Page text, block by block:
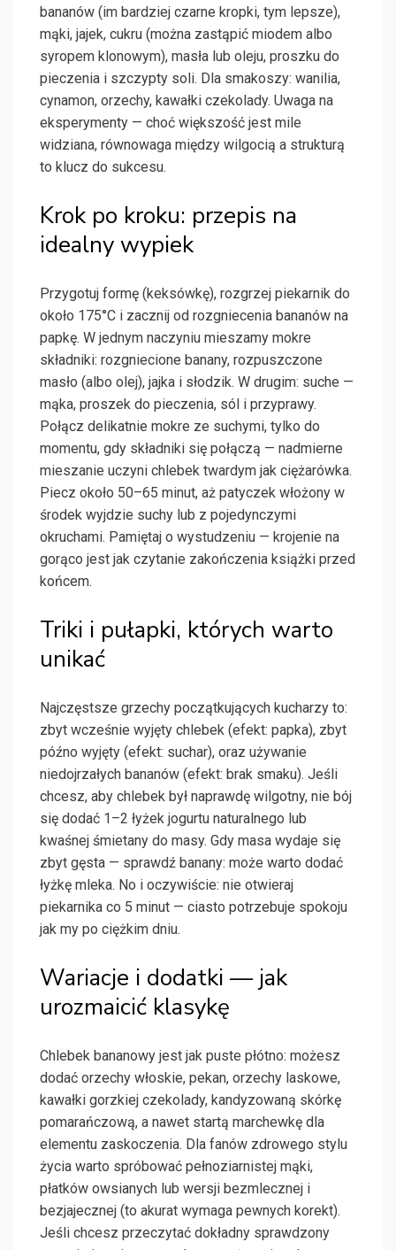
bananów (im bardziej czarne kropki, tym lepsze),
mąki, jajek, cukru (można zastąpić miodem albo
syropem klonowym), masła lub oleju, proszku do
pieczenia i szczypty soli. Dla smakoszy: wanilia,
cynamon, orzechy, kawałki czekolady. Uwaga na
eksperymenty — choć większość jest mile
widziana, równowaga między wilgocią a strukturą
to klucz do sukcesu.
Krok po kroku: przepis na
idealny wypiek
Przygotuj formę (keksówkę), rozgrzej piekarnik do
około 175°C i zacznij od rozgniecenia bananów na
papkę. W jednym naczyniu mieszamy mokre
składniki: rozgniecione banany, rozpuszczone
masło (albo olej), jajka i słodzik. W drugim: suche —
mąka, proszek do pieczenia, sól i przyprawy.
Połącz delikatnie mokre ze suchymi, tylko do
momentu, gdy składniki się połączą — nadmierne
mieszanie uczyni chlebek twardym jak ciężarówka.
Piecz około 50–65 minut, aż patyczek włożony w
środek wyjdzie suchy lub z pojedynczymi
okruchami. Pamiętaj o wystudzeniu — krojenie na
gorąco jest jak czytanie zakończenia książki przed
końcem.
Triki i pułapki, których warto
unikać
Najczęstsze grzechy początkujących kucharzy to:
zbyt wcześnie wyjęty chlebek (efekt: papka), zbyt
późno wyjęty (efekt: suchar), oraz używanie
niedojrzałych bananów (efekt: brak smaku). Jeśli
chcesz, aby chlebek był naprawdę wilgotny, nie bój
się dodać 1–2 łyżek jogurtu naturalnego lub
kwaśnej śmietany do masy. Gdy masa wydaje się
zbyt gęsta — sprawdź banany: może warto dodać
łyżkę mleka. No i oczywiście: nie otwieraj
piekarnika co 5 minut — ciasto potrzebuje spokoju
jak my po ciężkim dniu.
Wariacje i dodatki — jak
urozmaicić klasykę
Chlebek bananowy jest jak puste płótno: możesz
dodać orzechy włoskie, pekan, orzechy laskowe,
kawałki gorzkiej czekolady, kandyzowaną skórkę
pomarańczową, a nawet startą marchewkę dla
elementu zaskoczenia. Dla fanów zdrowego stylu
życia warto spróbować pełnoziarnistej mąki,
płatków owsianych lub wersji bezmlecznej i
bezjajecznej (to akurat wymaga pewnych korekt).
Jeśli chcesz przeczytać dokładny sprawdzony